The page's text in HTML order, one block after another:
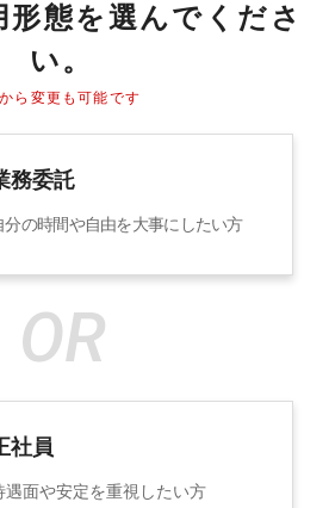
形態を選んでくださ
い。
ら変更も可能です
務委託
分の時間や自由を大事にしたい方
社員
遇面や安定を重視したい方